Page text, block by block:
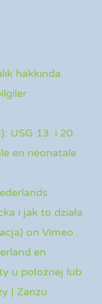
hakkında
USG 13. i 20.
en neonatale
i jak to działa
on Vimeo
en
u położnej lub
| Zanzu